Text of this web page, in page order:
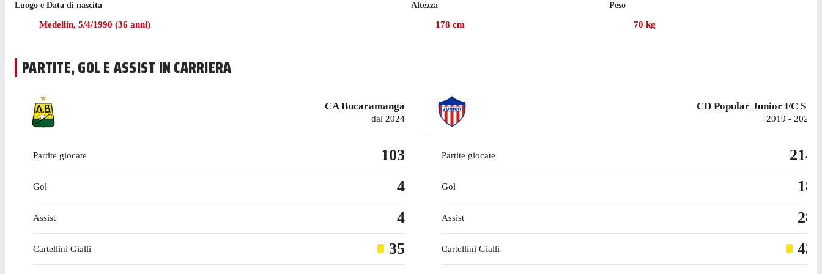
La gara casalinga contro Envigado, il 25 luglio, sarà la prossima gara di Primera A per Junior, che ha 29 punti e occupa il 7° posto.
Prima di cominciare l'esperienza con Junior nel gennaio 2019, il centrocampista ha collezionato 38 presenze in campionato con Águilas Doradas, per un totale di 3 gol e 4 assist.
Luogo e Data di nascita
Medellín, 5/4/1990 (36 anni)
Altezza
178 cm
Peso
70 kg
PARTITE, GOL E ASSIST IN CARRIERA
CA Bucaramanga
dal 2024
Partite giocate 103
Gol 4
Assist 4
Cartellini Gialli
35
CD Popular Junior FC SA
2019 - 2023
Partite giocate 214
Gol 18
Assist 28
Cartellini Gialli
43